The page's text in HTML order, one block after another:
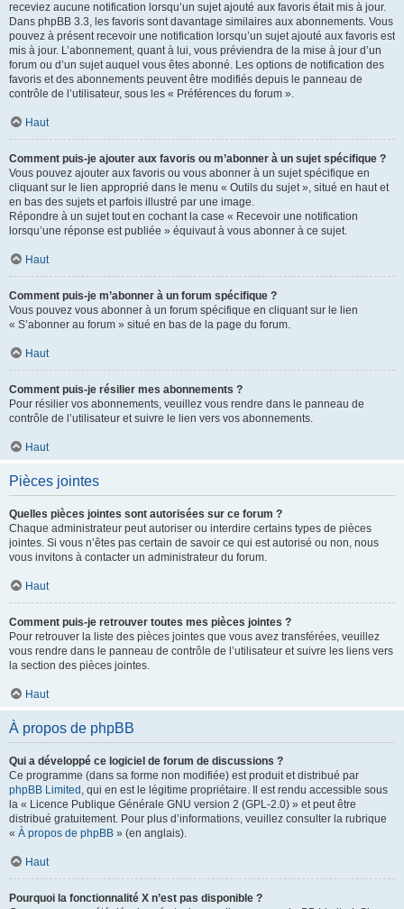
receviez aucune notification lorsqu’un sujet ajouté aux favoris était mis à jour.
Dans phpBB 3.3, les favoris sont davantage similaires aux abonnements. Vous
pouvez à présent recevoir une notification lorsqu’un sujet ajouté aux favoris est
mis à jour. L’abonnement, quant à lui, vous préviendra de la mise à jour d’un
forum ou d’un sujet auquel vous êtes abonné. Les options de notification des
favoris et des abonnements peuvent être modifiés depuis le panneau de
contrôle de l’utilisateur, sous les « Préférences du forum ».
Haut
Comment puis-je ajouter aux favoris ou m’abonner à un sujet spécifique ?
Vous pouvez ajouter aux favoris ou vous abonner à un sujet spécifique en
cliquant sur le lien approprié dans le menu « Outils du sujet », situé en haut et
en bas des sujets et parfois illustré par une image.
Répondre à un sujet tout en cochant la case « Recevoir une notification
lorsqu’une réponse est publiée » équivaut à vous abonner à ce sujet.
Haut
Comment puis-je m’abonner à un forum spécifique ?
Vous pouvez vous abonner à un forum spécifique en cliquant sur le lien
« S’abonner au forum » situé en bas de la page du forum.
Haut
Comment puis-je résilier mes abonnements ?
Pour résilier vos abonnements, veuillez vous rendre dans le panneau de
contrôle de l’utilisateur et suivre le lien vers vos abonnements.
Haut
Pièces jointes
Quelles pièces jointes sont autorisées sur ce forum ?
Chaque administrateur peut autoriser ou interdire certains types de pièces
jointes. Si vous n’êtes pas certain de savoir ce qui est autorisé ou non, nous
vous invitons à contacter un administrateur du forum.
Haut
Comment puis-je retrouver toutes mes pièces jointes ?
Pour retrouver la liste des pièces jointes que vous avez transférées, veuillez
vous rendre dans le panneau de contrôle de l’utilisateur et suivre les liens vers
la section des pièces jointes.
Haut
À propos de phpBB
Qui a développé ce logiciel de forum de discussions ?
Ce programme (dans sa forme non modifiée) est produit et distribué par
phpBB Limited , qui en est le légitime propriétaire. Il est rendu accessible sous
la « Licence Publique Générale GNU version 2 (GPL-2.0) » et peut être
distribué gratuitement. Pour plus d’informations, veuillez consulter la rubrique
« À propos de phpBB » (en anglais).
Haut
Pourquoi la fonctionnalité X n’est pas disponible ?